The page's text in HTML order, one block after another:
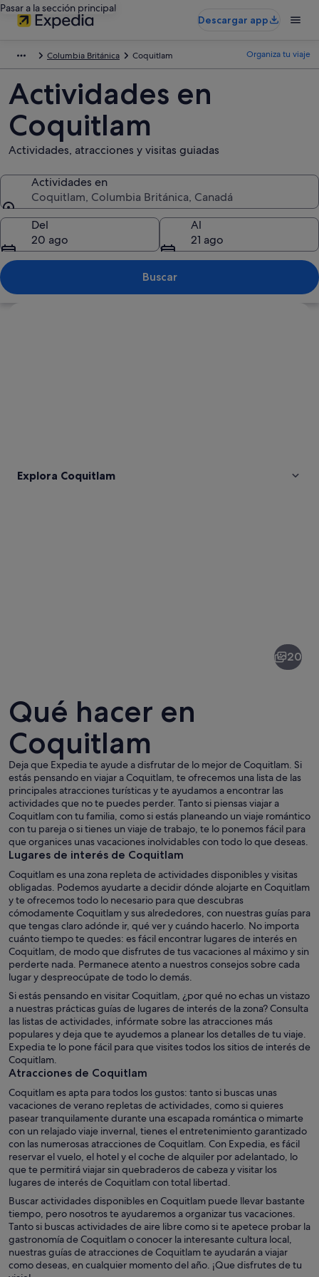
Pasar a la sección principal
Descargar app
Columbia Británica Coquitlam Organiza tu viaje
Actividades en
Coquitlam
Actividades, atracciones y visitas guiadas
Actividades en
Coquitlam, Columbia Británica, Canadá
Actividades en
Del
20 ago
Al
21 ago
Buscar
Explora Coquitlam
Un paisaje urbano con rascacielos,
20
Qué hacer en
Coquitlam
Deja que Expedia te ayude a disfrutar de lo mejor de Coquitlam. Si
estás pensando en viajar a Coquitlam, te ofrecemos una lista de las
principales atracciones turísticas y te ayudamos a encontrar las
actividades que no te puedes perder. Tanto si piensas viajar a
Coquitlam con tu familia, como si estás planeando un viaje romántico
con tu pareja o si tienes un viaje de trabajo, te lo ponemos fácil para
que organices unas vacaciones inolvidables con todo lo que deseas.
Lugares de interés de Coquitlam
Coquitlam es una zona repleta de actividades disponibles y visitas
obligadas. Podemos ayudarte a decidir dónde alojarte en Coquitlam
y te ofrecemos todo lo necesario para que descubras
cómodamente Coquitlam y sus alrededores, con nuestras guías para
que tengas claro adónde ir, qué ver y cuándo hacerlo. No importa
cuánto tiempo te quedes: es fácil encontrar lugares de interés en
Coquitlam, de modo que disfrutes de tus vacaciones al máximo y sin
perderte nada. Permanece atento a nuestros consejos sobre cada
lugar y despreocúpate de todo lo demás.
Si estás pensando en visitar Coquitlam, ¿por qué no echas un vistazo
a nuestras prácticas guías de lugares de interés de la zona? Consulta
las listas de actividades, infórmate sobre las atracciones más
populares y deja que te ayudemos a planear los detalles de tu viaje.
Expedia te lo pone fácil para que visites todos los sitios de interés de
Coquitlam.
Atracciones de Coquitlam
Coquitlam es apta para todos los gustos: tanto si buscas unas
vacaciones de verano repletas de actividades, como si quieres
pasear tranquilamente durante una escapada romántica o mimarte
con un relajado viaje invernal, tienes el entretenimiento garantizado
con las numerosas atracciones de Coquitlam. Con Expedia, es fácil
reservar el vuelo, el hotel y el coche de alquiler por adelantado, lo
que te permitirá viajar sin quebraderos de cabeza y visitar los
lugares de interés de Coquitlam con total libertad.
Buscar actividades disponibles en Coquitlam puede llevar bastante
tiempo, pero nosotros te ayudaremos a organizar tus vacaciones.
Tanto si buscas actividades de aire libre como si te apetece probar la
gastronomía de Coquitlam o conocer la interesante cultura local,
nuestras guías de atracciones de Coquitlam te ayudarán a viajar
como deseas, en cualquier momento del año. ¡Que disfrutes de tu